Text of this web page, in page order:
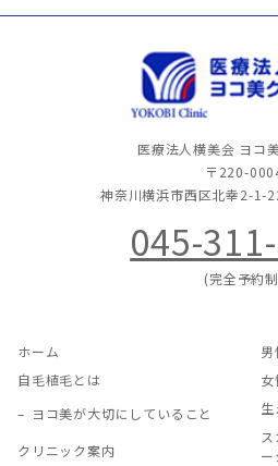
医療法人横美会 ヨコ
〒220-
神奈川横浜市西区北幸2-1-
045-
(完全予約
ホーム
自毛植毛とは
ヨコ美が大切にしていること
クリニック案内
ー